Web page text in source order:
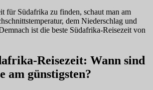
für Südafrika zu finden, schaut man am
dem Niederschlag und
ist die beste Südafrika-Reisezeit von
Reisezeit: Wann sind
am günstigsten?